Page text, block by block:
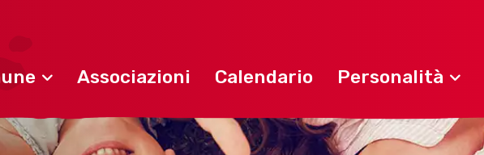
Associazioni Calendario Personalità